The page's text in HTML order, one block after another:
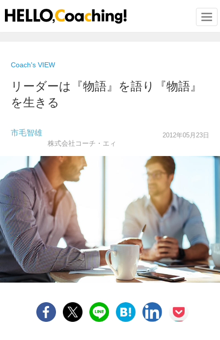
Coach's VIEW
リーダーは『物語』を語り『物語』
を生きる
市毛智雄
株式会社コーチ・エィ
2012年05月23日